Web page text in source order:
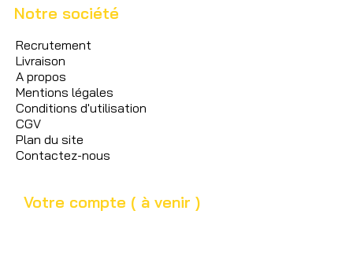
Notre société
Recrutement
Livraison
A propos
Mentions légales
Conditions d'utilisation
CGV
Plan du site
Contactez-nous
Votre compte ( à venir )